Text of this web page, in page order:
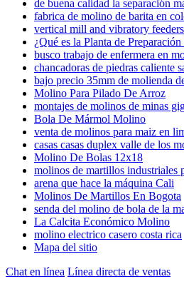
de buena calidad la separación
fabrica de molino de barita en
vertical mill and vibratory feeders
¿Qué es la Planta de
busco trabajo de enfermera en
chancadoras de piedras caliente
bajo precio 35mm de molienda
Molino Para Pilado De Arroz
montajes de molinos de minas
Bola De Mármol Molino
venta de molinos para maiz en
casas casas duplex valle de los
Molino De Bolas 12x18
molinos de martillos industriales
arena que hace la máquina Cali
Molinos De Martillos En Bogota
senda del molino de bola de la
La Calcita Económico Molino
molino electrico casero costa rica
Mapa del sitio
Chat en línea Línea directa de ventas